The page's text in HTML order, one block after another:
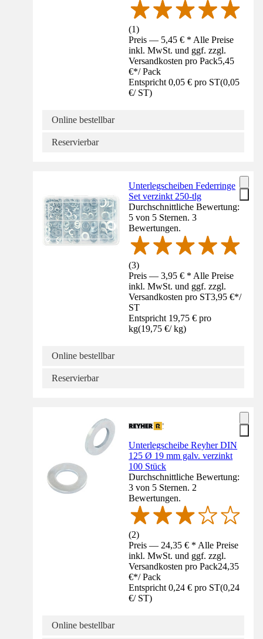
(1)
Preis — 5,45 € * Alle Preise
inkl. MwSt. und ggf. zzgl.
Versandkosten pro Pack5,45
€*/ Pack
Entspricht 0,05 € pro ST(0,05
€/ ST)
Online bestellbar
Reservierbar
Unterlegscheiben Federringe
Set verzinkt 250-tlg
Durchschnittliche Bewertung:
5 von 5 Sternen. 3
Bewertungen.
(3)
Preis — 3,95 € * Alle Preise
inkl. MwSt. und ggf. zzgl.
Versandkosten pro ST3,95 €*/
ST
Entspricht 19,75 € pro
kg(19,75 €/ kg)
Online bestellbar
Reservierbar
Unterlegscheibe Reyher DIN
125 Ø 19 mm galv. verzinkt
100 Stück
Durchschnittliche Bewertung:
3 von 5 Sternen. 2
Bewertungen.
(2)
Preis — 24,35 € * Alle Preise
inkl. MwSt. und ggf. zzgl.
Versandkosten pro Pack24,35
€*/ Pack
Entspricht 0,24 € pro ST(0,24
€/ ST)
Online bestellbar